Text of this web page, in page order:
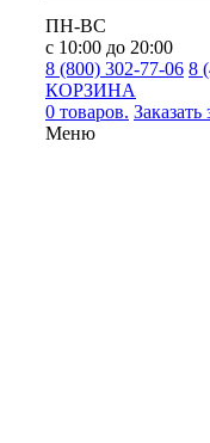
ПН-ВС
с 10:00 до 20:00
8 (800) 302-77-06 8
КОРЗИНА
0 товаров. Заказать
Меню